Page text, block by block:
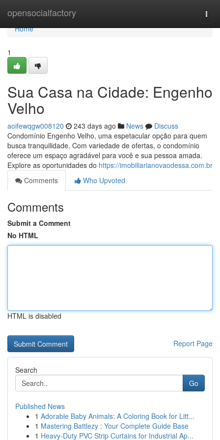
opensocialfactory
Home
Home
1
Sua Casa na Cidade: Engenho
Velho
aoifewqgw008120 243 days ago News
Discuss
Condomínio Engenho Velho, uma espetacular opção para quem
busca tranquilidade. Com variedade de ofertas, o condomínio
oferece um espaço agradável para você e sua pessoa amada.
Explore as oportunidades do https://imobiliarianovaodessa.com.br
Comments
Who Upvoted
Comments
Submit a Comment
No HTML
HTML is disabled
Report Page
Search
Go
Published News
1 Adorable Baby Animals: A Coloring Book for Litt...
1 Mastering Battlezy : Your Complete Guide Base
1 Heavy-Duty PVC Strip Curtains for Industrial Ap...